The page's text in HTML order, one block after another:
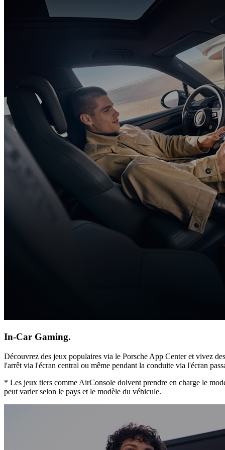
In-Car Gaming.
Découvrez des jeux populaires via le Porsche App Center et vivez
l'arrêt via l'écran central ou même pendant la conduite via l'écran
* Les jeux tiers comme AirConsole doivent prendre en charge le
peut varier selon le pays et le modèle du véhicule.